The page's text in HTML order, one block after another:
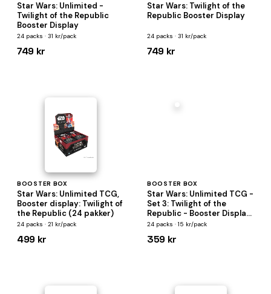
Star Wars: Unlimited -
Twilight of the Republic
Booster Display
24 packs · 31 kr/pack
749 kr
Star Wars: Twilight of the
Republic Booster Display
24 packs · 31 kr/pack
749 kr
BOOSTER BOX
Star Wars: Unlimited TCG,
Booster display: Twilight of
the Republic (24 pakker)
24 packs · 21 kr/pack
499 kr
BOOSTER BOX
Star Wars: Unlimited TCG -
Set 3: Twilight of the
Republic - Booster Display
(Box med 24 Packs)
24 packs · 15 kr/pack
359 kr